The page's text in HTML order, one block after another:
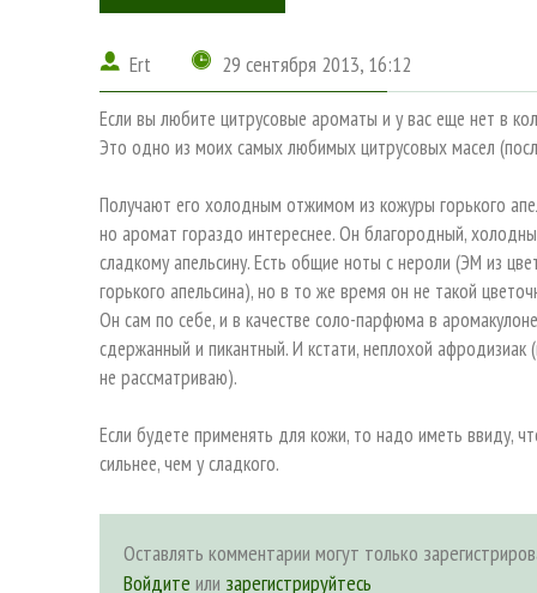
Ert 29 сентября 2013, 16:12
Если вы любите цитрусовые ароматы и у вас еще нет в
Это одно из моих самых любимых цитрусовых масел
Получают его холодным отжимом из кожуры горького
но аромат гораздо интереснее. Он благородный,
сладкому апельсину. Есть общие ноты с нероли (ЭМ из
горького апельсина), но в то же время он не такой
Он сам по себе, и в качестве соло-парфюма в
сдержанный и пикантный. И кстати, неплохой
не рассматриваю).
Если будете применять для кожи, то надо иметь ввиду,
сильнее, чем у сладкого.
Оставлять комментарии могут только
Войдите или зарегистрируйтесь